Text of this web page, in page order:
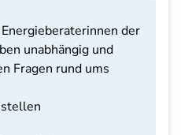
der
unabhängig und
Fragen rund ums